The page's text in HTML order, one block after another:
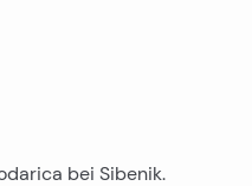
bei Sibenik.